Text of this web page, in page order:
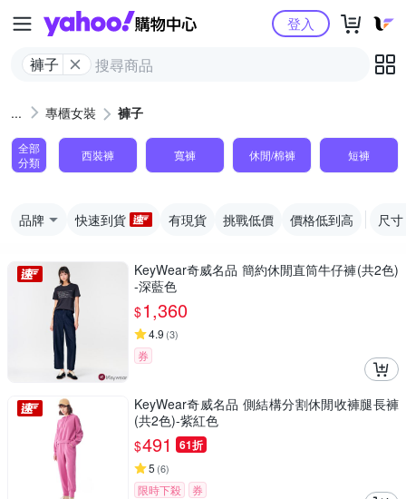
Yahoo購物中心
褲子
登入
專櫃女裝 褲子
全部
分類
西裝褲 寬褲 休閒/棉褲 短褲
品牌 快速到貨 有現貨 挑戰低價 價格低到高 尺寸
KeyWear奇威名品 簡約休閒直筒牛仔褲(共2色)
-深藍色
$1,360
4.9 (3)
券
KeyWear奇威名品 側結構分割休閒收褲腿長褲
(共2色)-紫紅色
$491 61折
5 (6)
限時下殺 券